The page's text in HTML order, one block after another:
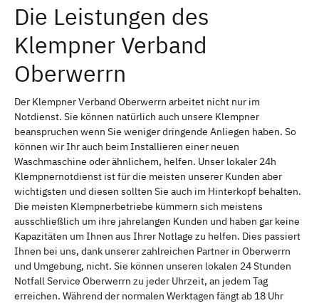
Die Leistungen des
Klempner Verband
Oberwerrn
Der Klempner Verband Oberwerrn arbeitet nicht nur im
Notdienst. Sie können natürlich auch unsere Klempner
beanspruchen wenn Sie weniger dringende Anliegen haben. So
können wir Ihr auch beim Installieren einer neuen
Waschmaschine oder ähnlichem, helfen. Unser lokaler 24h
Klempnernotdienst ist für die meisten unserer Kunden aber
wichtigsten und diesen sollten Sie auch im Hinterkopf behalten.
Die meisten Klempnerbetriebe kümmern sich meistens
ausschließlich um ihre jahrelangen Kunden und haben gar keine
Kapazitäten um Ihnen aus Ihrer Notlage zu helfen. Dies passiert
Ihnen bei uns, dank unserer zahlreichen Partner in Oberwerrn
und Umgebung, nicht. Sie können unseren lokalen 24 Stunden
Notfall Service Oberwerrn zu jeder Uhrzeit, an jedem Tag
erreichen. Während der normalen Werktagen fängt ab 18 Uhr